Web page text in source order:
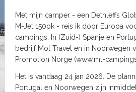
Met mijn camper - een Dethleffs
M-Jet 150pk - reis ik door Europa
campings. In (Zuid-) Spanje en
bedrijf Mol Travel en in Noorwegen
Promotion Norge (www.mt-
Het is vandaag 24 jan 2026. De
Portugal en Noorwegen zijn